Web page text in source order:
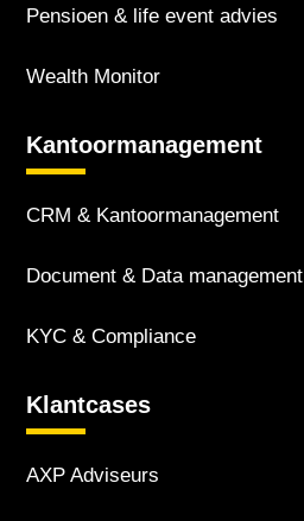
Pensioen & life event advies
Wealth Monitor
Kantoor­management
CRM & Kantoor­management
Document & Data management
KYC & Compliance
Klantcases
AXP Adviseurs